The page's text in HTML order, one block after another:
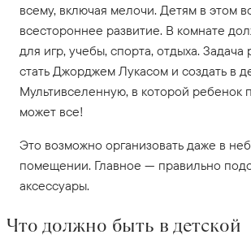
всему, включая мелочи. Детям в этом
всестороннее развитие. В комнате
для игр, учебы, спорта, отдыха.
стать Джорджем Лукасом и создать в
Мультивселенную, в которой ребенок
может все!
Это возможно организовать даже в
помещении. Главное — правильно
аксессуары.
Что должно быть в детской